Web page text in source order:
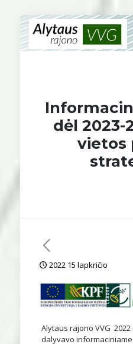
dėl 2023-
vietos
2022 15 lapkričio
Alytaus rajono VVG 2022
dalyvavo